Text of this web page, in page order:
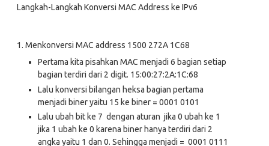
Langkah-Langkah Konversi MAC Address ke IPv6
1. Menkonversi MAC address 1500 272A 1C68
Pertama kita pisahkan MAC menjadi 6 bagian setiap
bagian terdiri dari 2 digit. 15:00:27:2A:1C:68
Lalu konversi bilangan heksa bagian pertama
menjadi biner yaitu 15 ke biner = 0001 0101
Lalu ubah bit ke 7 dengan aturan jika 0 ubah ke 1
jika 1 ubah ke 0 karena biner hanya terdiri dari 2
angka yaitu 1 dan 0. Sehingga menjadi = 0001 0111